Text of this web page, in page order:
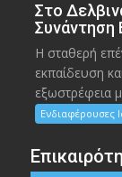
Στο
Συνάντηση
Η σταθερή
εκπαίδευση
εξωστρέφεια
Ενδιαφέρουσες